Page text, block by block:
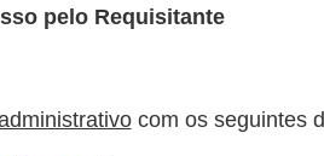
pelo Requisitante
com os seguintes